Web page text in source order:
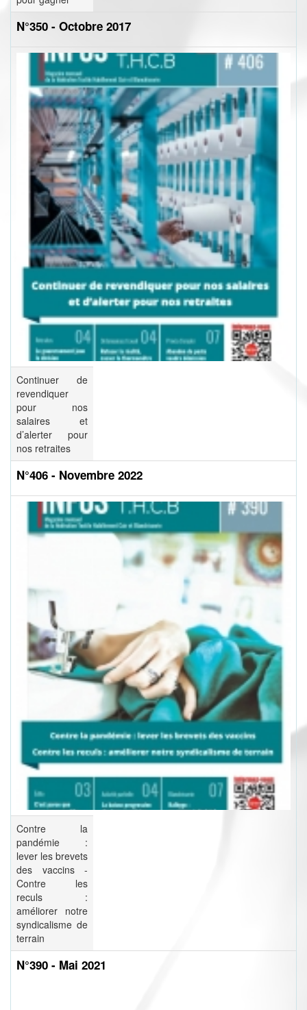
N°350 - Octobre 2017
Continuer de
revendiquer
pour nos
salaires et
d’alerter pour
nos retraites
N°406 - Novembre 2022
Contre la
pandémie :
lever les brevets
des vaccins -
Contre les
reculs :
améliorer notre
syndicalisme de
terrain
N°390 - Mai 2021